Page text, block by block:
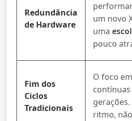
Redundância
de Hardware
um novo
uma
pouco
Fim dos
Ciclos
Tradicionais
O foco
contínuas
ritmo,